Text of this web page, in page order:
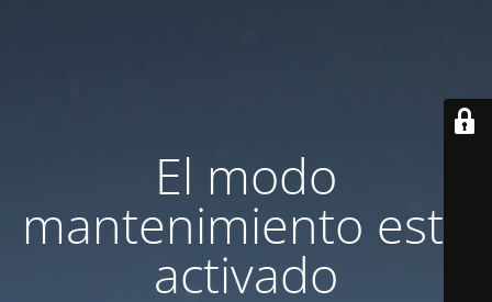
El modo
mantenimiento está
activado